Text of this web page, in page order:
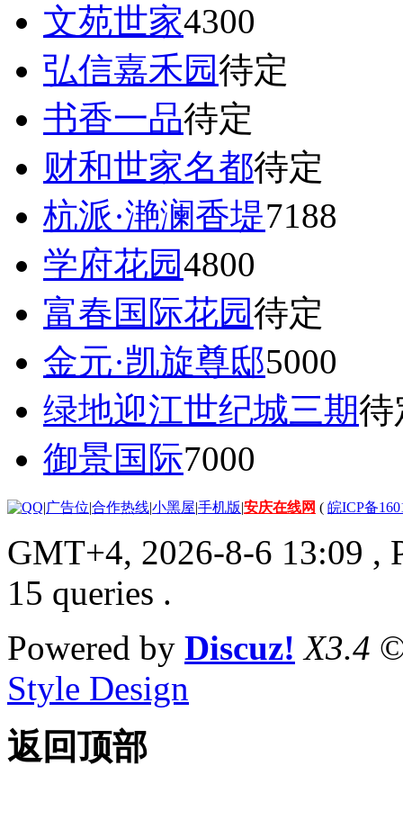
文苑世家4300
弘信嘉禾园待定
书香一品待定
财和世家名都待定
杭派·滟澜香堤7188
学府花园4800
富春国际花园待定
金元·凯旋尊邸5000
绿地迎江世纪城三期待
御景国际7000
|广告位|合作热线|小黑屋|手机版|安庆在线网 ( 皖ICP备
GMT+4, 2026-8-6 13:09 ,
15 queries .
Powered by Discuz! X3.4
Style Design
返回顶部